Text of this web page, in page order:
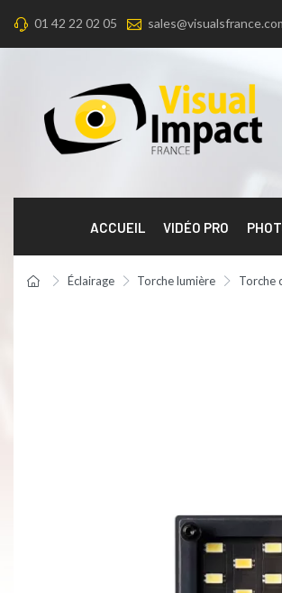
01 42 22 02 05
ACCUEIL VIDÉO PRO
Éclairage Torche lumière Torche